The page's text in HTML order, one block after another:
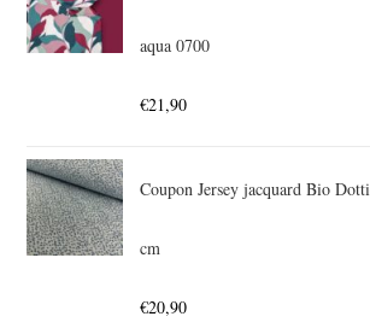
aqua 0700
€21,90
Coupon Jersey jacquard Bio
cm
€20,90